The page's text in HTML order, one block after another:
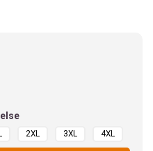
2XL 3XL 4XL